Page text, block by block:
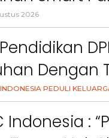
KBB
2026
Dengan
Tua
Anak Di
PEDULI
Indonesia :
Pemkab